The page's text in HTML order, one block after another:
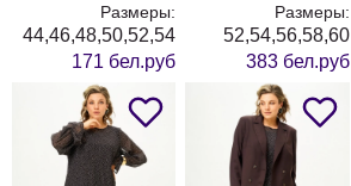
Размеры:
44,46,48,50,52,54
171 бел.руб
Размеры:
52,54,56,58,60
383 бел.руб